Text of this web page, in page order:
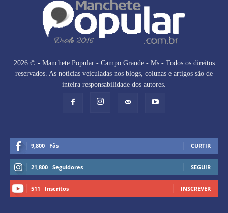
2026 © - Manchete Popular - Campo Grande - Ms - Todos os direitos
reservados. As notícias veiculadas nos blogs, colunas e artigos são de
inteira responsabilidade dos autores.
9,800 Fãs CURTIR
21,800 Seguidores SEGUIR
511 Inscritos INSCREVER